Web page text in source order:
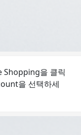
Shopping을 클릭
을 선택하세